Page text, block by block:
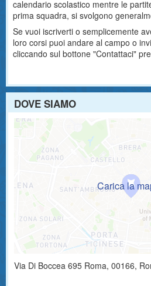
calendario scolastico mentre le
prima squadra, si svolgono
Se vuoi iscriverti o semplicemente
loro corsi puoi andare al campo o
cliccando sul bottone "Contattaci"
DOVE SIAMO
Via Di Boccea 695 Roma, 00166,